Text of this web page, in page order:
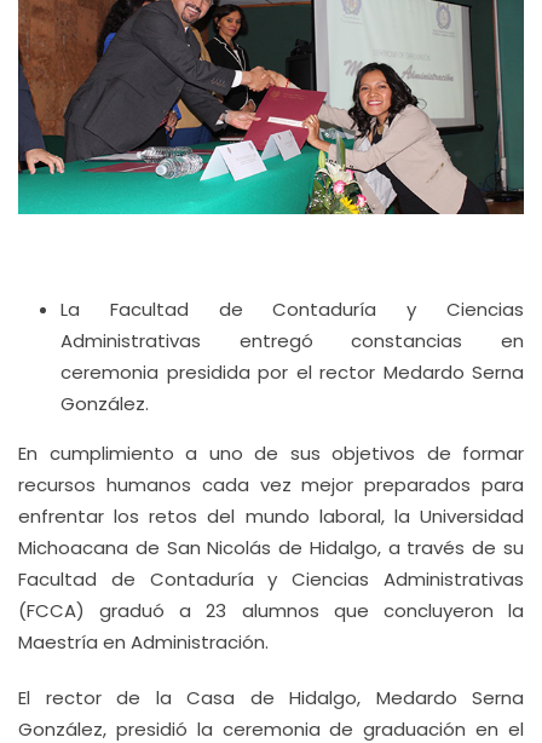
La Facultad de Contaduría y Ciencias
Administrativas entregó constancias en
ceremonia presidida por el rector Medardo Serna
González.
En cumplimiento a uno de sus objetivos de formar
recursos humanos cada vez mejor preparados para
enfrentar los retos del mundo laboral, la Universidad
Michoacana de San Nicolás de Hidalgo, a través de su
Facultad de Contaduría y Ciencias Administrativas
(FCCA) graduó a 23 alumnos que concluyeron la
Maestría en Administración.
El rector de la Casa de Hidalgo, Medardo Serna
González, presidió la ceremonia de graduación en el